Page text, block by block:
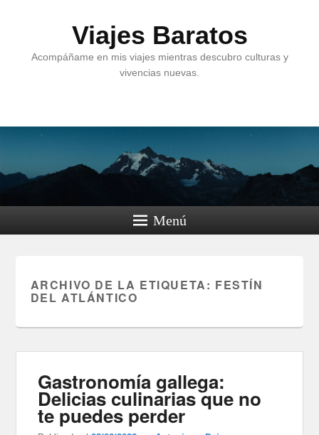
Viajes Baratos
Acompáñame en mis viajes mientras descubro culturas y
vivencias nuevas.
Menú
ARCHIVO DE LA ETIQUETA: FESTÍN
DEL ATLÁNTICO
Gastronomía gallega:
Delicias culinarias que no
te puedes perder